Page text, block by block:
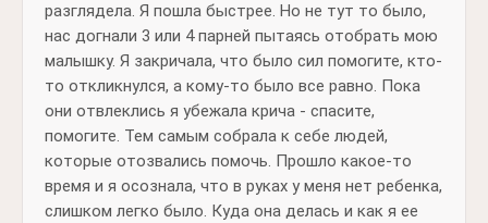
разглядела. Я пошла быстрее. Но не тут то было,
нас догнали 3 или 4 парней пытаясь отобрать мою
малышку. Я закричала, что было сил помогите, кто-
то откликнулся, а кому-то было все равно. Пока
они отвлеклись я убежала крича - спасите,
помогите. Тем самым собрала к себе людей,
которые отозвались помочь. Прошло какое-то
время и я осознала, что в руках у меня нет ребенка,
слишком легко было. Куда она делась и как я ее